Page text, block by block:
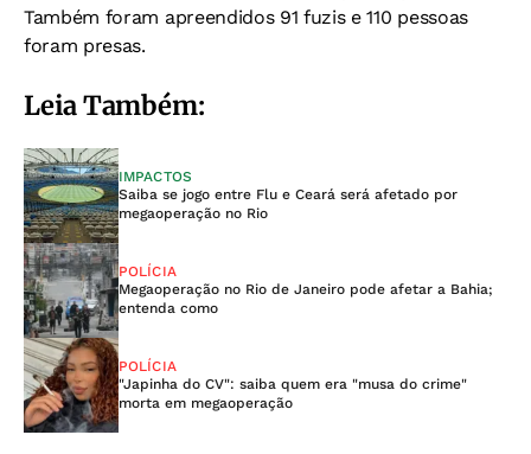
Também foram apreendidos 91 fuzis e 110 pessoas
foram presas.
Leia Também:
IMPACTOS
Saiba se jogo entre Flu e Ceará será afetado por
megaoperação no Rio
POLÍCIA
Megaoperação no Rio de Janeiro pode afetar a Bahia;
entenda como
POLÍCIA
"Japinha do CV": saiba quem era "musa do crime"
morta em megaoperação